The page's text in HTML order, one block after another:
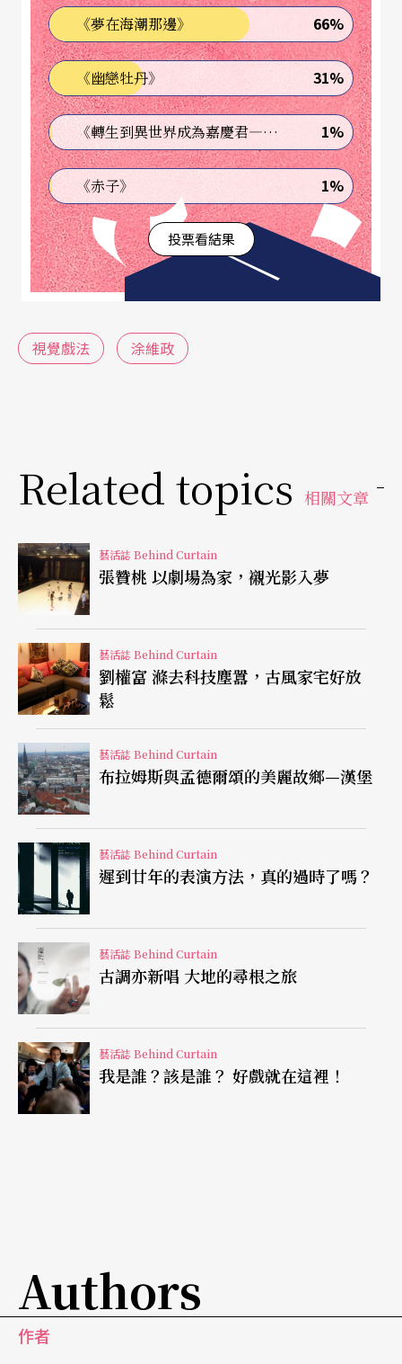
的逼真程度，讓許多不明究裡之人誤以為
卜湳文明」真
的存在。
以穿梭古今、虛實間的幽默，呈現己身對社會現象的關
注，是涂維政創作的慣用手法。他在最新個展「視覺戲
法」中，主要展出「影像 ．聲音．博物館」、「影像銀行
尋寶遊戲」和「視覺玩具」三大系列。「影像 ．聲音．博
物館」靈感來自一九九七年起，涂維政陸續在大專院校擔
任教職時設計的「肢體感覺」課程，
「就像是科學或醫學
微觀過程所得的『環境取樣』，作為觀察世界的方式。」
景觀狀態，因此藉由自己的身體與這樣的環境對話，並拍
下有趣的畫面記錄，同時將這些畫面製作成老照片般，彷
拿著環境切片 尋踏所在環境
這樣的概念，還延伸出與民眾互動的「影像銀行尋
寶遊戲」。涂維政設計一座中藥櫃，一百廿格抽屜
中均放置了廿至卅張「環境切片」明信片，內容是
他拍攝台北市伊通街附近的街弄巷景，民眾可以拿
著明信片找尋「原點」，這張照片變成民眾踏訪所
在環境的一道連結。
新作看似跳脫「卜湳文明遺跡」的創作脈絡，但若
仔細推敲，藉由「身體雕塑」的形式，涂維政的
「環境切片」仍展現著強烈的身體感，同時保留
「事件性」及「田野調查」思維，強調與城市歷史
和環境影像相互呼應。
此外，「視覺玩具」系列則保留他高超的仿古「手
藝」特質。涂維政親手製作十四件尺寸不一的「視
覺玩具」，最大一座高兩米七、寬四米五，乍看就
達坤等人，同時也是「非常廟藝文沙龍」的共同經
營者，作為玩具人物的角色，分別以不同的方式轉
《夢在海潮那邊》 66%
《幽戀牡丹》 31%
《轉生到異世界成為嘉慶君—發現我的祖先是詐騙集團!?》 1%
《赤子》 1%
投票看結果
視覺戲法 涂維政
Related topics 相關文章
藝活誌 Behind Curtain
張贊桃 以劇場為家，襯光影入夢
藝活誌 Behind Curtain
劉權富 滌去科技塵囂，古風家宅好放
鬆
藝活誌 Behind Curtain
布拉姆斯與孟德爾頌的美麗故鄉—漢堡
藝活誌 Behind Curtain
遲到廿年的表演方法，真的過時了嗎？
藝活誌 Behind Curtain
古調亦新唱 大地的尋根之旅
藝活誌 Behind Curtain
我是誰？該是誰？ 好戲就在這裡！
Authors
作者